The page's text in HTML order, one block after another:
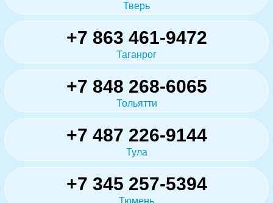
Тверь
+7 863 461-9472
Таганрог
+7 848 268-6065
Тольятти
+7 487 226-9144
Тула
+7 345 257-5394